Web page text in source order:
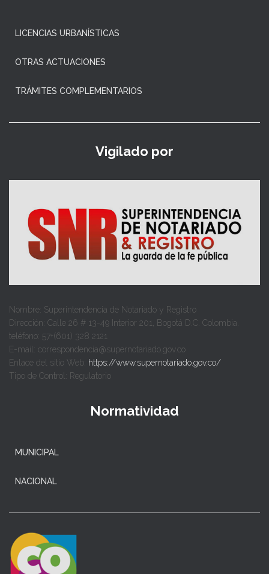
LICENCIAS URBANÍSTICAS
OTRAS ACTUACIONES
TRÁMITES COMPLEMENTARIOS
Vigilado por
Nombre: Superintendencia de Notariado y Registro
Dirección: Calle 26 # 13-49 Interior 201, Bogotá D.C. Colombia.
teléfono: 57+(601) 328 2121
E-mail: correspondencia@supernotariado.gov.co
Enlace del sitio Web: https://www.supernotariado.gov.co/
Tipo de Control: Regulatorio
Normatividad
MUNICIPAL
NACIONAL